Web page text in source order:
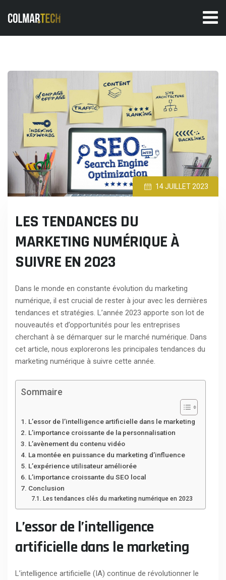
14 JUILLET 2023
LES TENDANCES DU
MARKETING NUMÉRIQUE À
SUIVRE EN 2023
Dans le monde en constante évolution du marketing
numérique, il est crucial de rester à jour avec les dernières
tendances et stratégies. L’année 2023 apporte son lot de
nouveautés et d’opportunités pour les entreprises
cherchant à se démarquer sur le marché numérique. Dans
cet article, nous explorerons les principales tendances du
marketing numérique à suivre cette année.
Sommaire
L’essor de l’intelligence artificielle dans le marketing
L’importance croissante de la personnalisation
L’avènement du contenu vidéo
La montée en puissance du marketing d’influence
L’expérience utilisateur améliorée
L’importance croissante du SEO local
Conclusion
Les tendances clés du marketing numérique en 2023
L’essor de l’intelligence
artificielle dans le marketing
L’intelligence artificielle (IA) continue de révolutionner le